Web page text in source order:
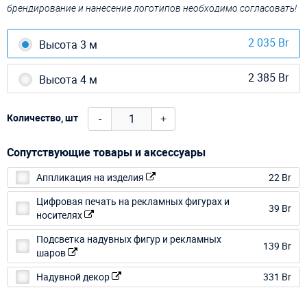
брендирование и нанесение логотипов необходимо согласовать!
Высота 3 м 2 035 Br
Высота 4 м 2 385 Br
Количество, шт - +
Сопутствующие товары и аксессуары
Аппликация на изделия
22 Br
Цифровая печать на рекламных фигурах и
носителях
39 Br
Подсветка надувных фигур и рекламных
шаров
139 Br
Надувной декор
331 Br